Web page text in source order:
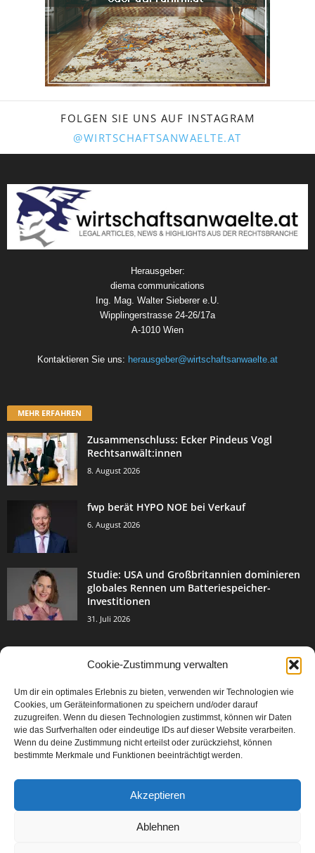
Cookie-Zustimmung verwalten
Um dir ein optimales Erlebnis zu bieten, verwenden wir Technologien wie
Cookies, um Geräteinformationen zu speichern und/oder darauf
zuzugreifen. Wenn du diesen Technologien zustimmst, können wir Daten
wie das Surfverhalten oder eindeutige IDs auf dieser Website verarbeiten.
Wenn du deine Zustimmung nicht erteilst oder zurückziehst, können
bestimmte Merkmale und Funktionen beeinträchtigt werden.
Akzeptieren
Ablehnen
FOLGEN SIE UNS AUF INSTAGRAM
@WIRTSCHAFTSANWAELTE.AT
Herausgeber:
diema communications
Ing. Mag. Walter Sieberer e.U.
Wipplingerstrasse 24-26/17a
A-1010 Wien
Kontaktieren Sie uns: herausgeber@wirtschaftsanwaelte.at
MEHR ERFAHREN
Zusammenschluss: Ecker Pindeus Vogl
Rechtsanwält:innen
8. August 2026
fwp berät HYPO NOE bei Verkauf
6. August 2026
Studie: USA und Großbritannien dominieren
globales Rennen um Batteriespeicher-
Investitionen
31. Juli 2026
Events & Success 3004
Breaking News 2067
Aktuelles
Featured Article
Karriere 567